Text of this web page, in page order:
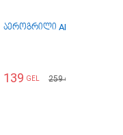
აეროგრილი ADLER CR6313
139 GEL 259GEL